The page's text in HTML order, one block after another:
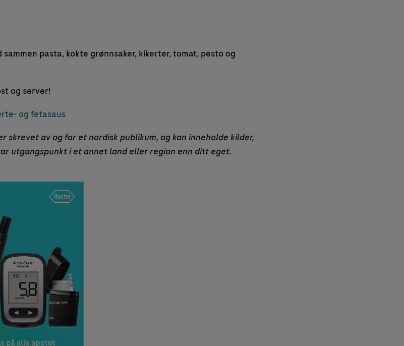
pasta, kokte grønnsaker, kikerter, tomat, pesto og
og server!
og fetasaus
av og for et nordisk publikum, og kan inneholde kilder,
utgangspunkt i et annet land eller region enn ditt eget.